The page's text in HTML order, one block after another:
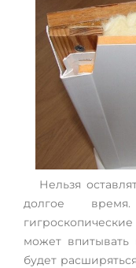
Нельзя
долгое
может впитывать
будет